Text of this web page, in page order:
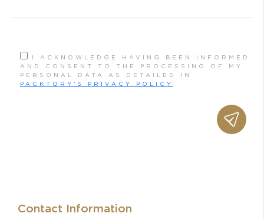
I ACKNOWLEDGE HAVING BEEN INFORMED
AND CONSENT TO THE PROCESSING OF MY
PERSONAL DATA AS DETAILED IN
PACKTORY'S PRIVACY POLICY
Contact Information